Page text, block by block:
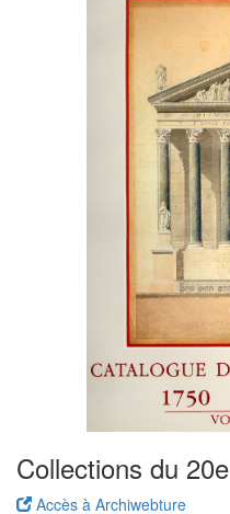
Collections du 20e
Accès à Archiwebture